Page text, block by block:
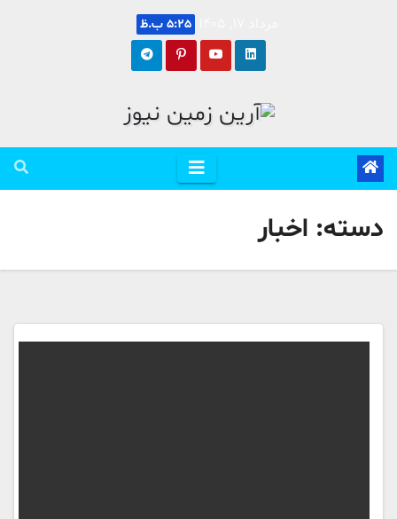
5:25 ب.ظ
دسته: اخبار